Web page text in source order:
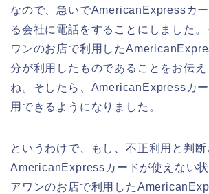
なので、急いでAmericanExpressカ
る会社に電話をすることにしました
ワンのお店で利用した
分が利用したものであることをお伝え
ね。そしたら、AmericanExpressカ
用できるようになりました。
というわけで、もし、不正利用と判断
AmericanExpressカードが使えない
アワンのお店で利用した